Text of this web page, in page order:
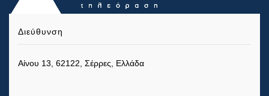
Διεύθυνση
Αίνου 13, 62122, Σέρρες, Ελλάδα